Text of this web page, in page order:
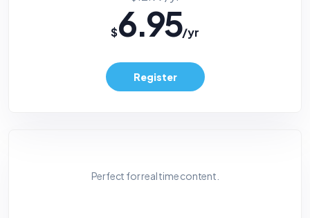
$6.95/yr
Register
Perfect for real time content.